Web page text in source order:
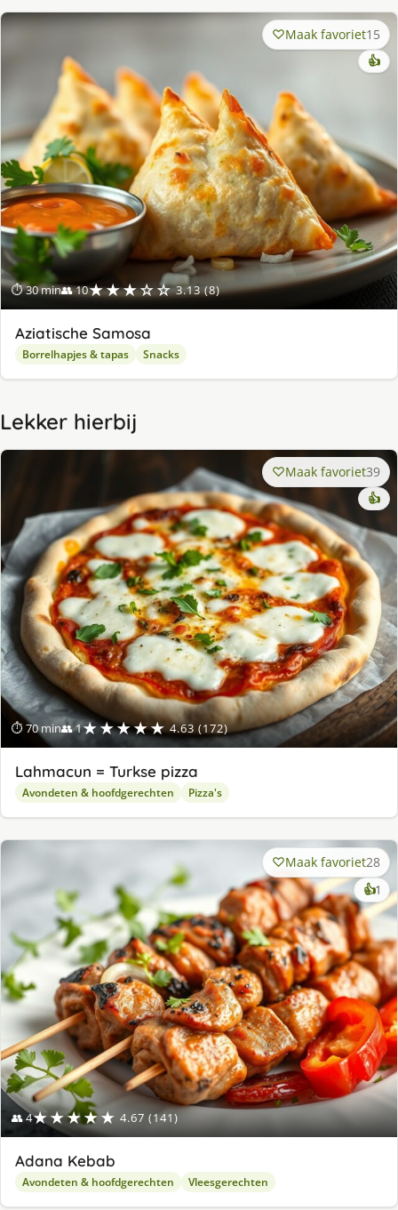
⏱ 30 min👥 10★★★☆☆ 3.13 (8)
Maak favoriet15
👍
Aziatische Samosa
Borrelhapjes & tapas Snacks
Lekker hierbij
⏱ 70 min👥 1★★★★★ 4.63 (172)
Maak favoriet39
👍
Lahmacun = Turkse pizza
Avondeten & hoofdgerechten Pizza's
👥 4★★★★★ 4.67 (141)
Maak favoriet28
👍1
Adana Kebab
Avondeten & hoofdgerechten Vleesgerechten